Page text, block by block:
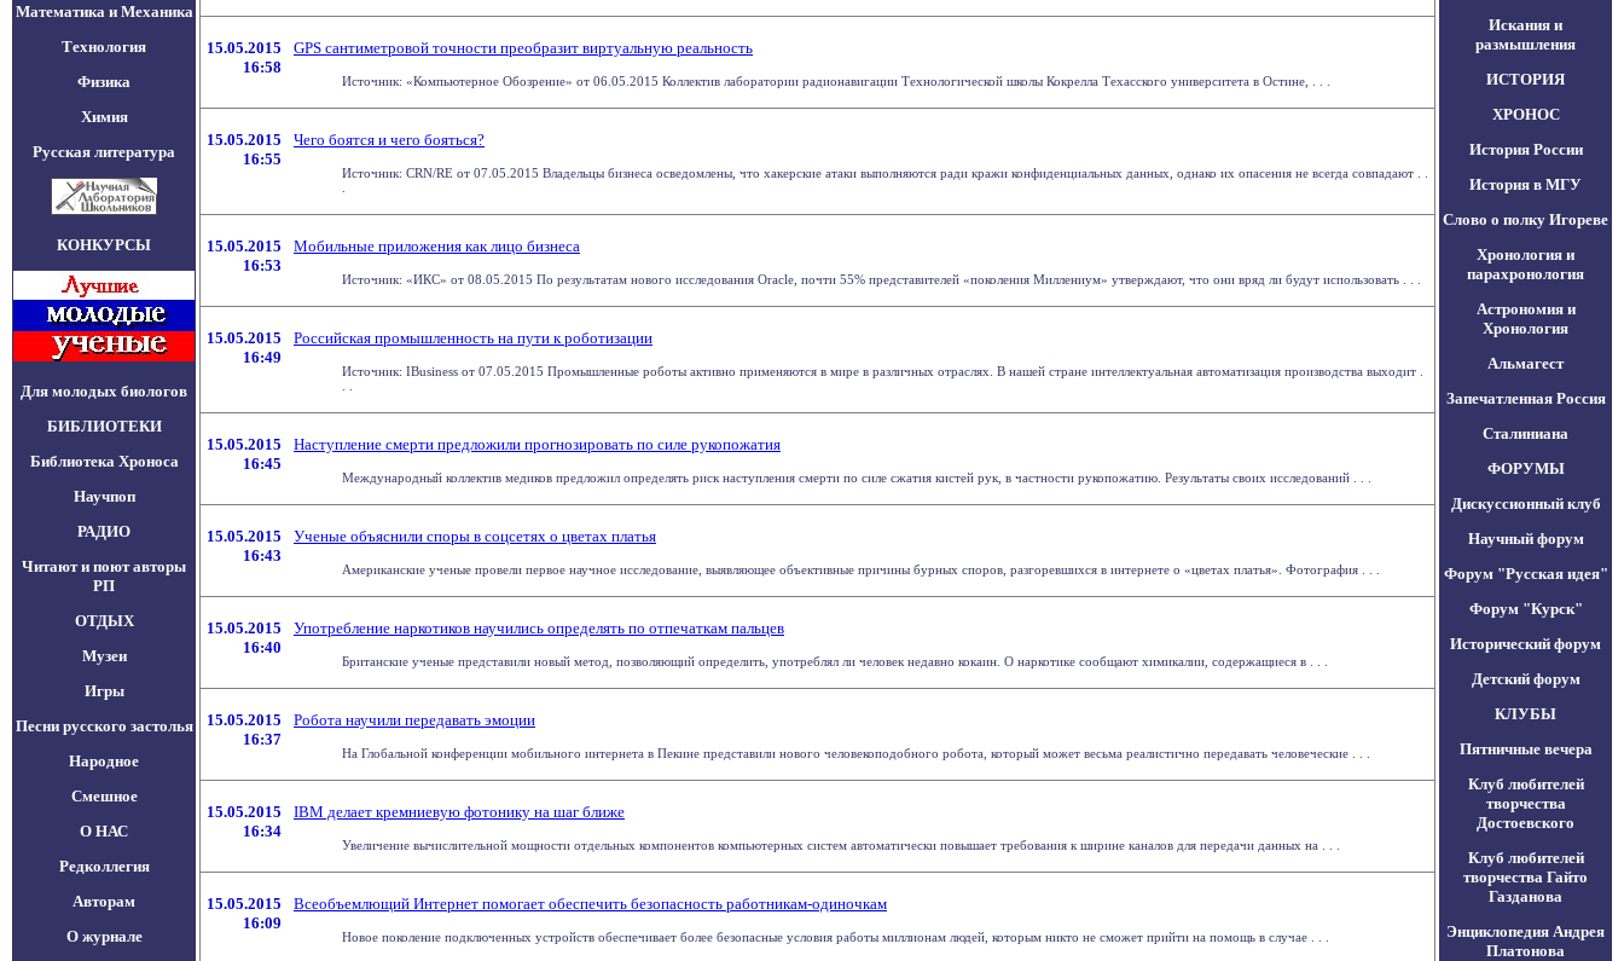
Математика и Механика
Технология
Физика
Химия
Русская литература
КОНКУРСЫ
Для молодых биологов
БИБЛИОТЕКИ
Библиотека Хроноса
Научпоп
РАДИО
Читают и поют авторы
РП
ОТДЫХ
Музеи
Игры
Песни русского застолья
Народное
Смешное
О НАС
Редколлегия
Авторам
О журнале
15.05.2015
16:58
GPS сантиметровой точности преобразит виртуальную реальность
Источник: «Компьютерное Обозрение» от 06.05.2015 Коллектив лаборатории радионавигации Технологической школы Кокрелла Техасского университета в Остине, . . .
15.05.2015
16:55
Чего боятся и чего бояться?
Источник: CRN/RE от 07.05.2015 Владельцы бизнеса осведомлены, что хакерские атаки выполняются ради кражи конфиденциальных данных, однако их опасения не всегда совпадают . .
15.05.2015
16:53
Мобильные приложения как лицо бизнеса
Источник: «ИКС» от 08.05.2015 По результатам нового исследования Oracle, почти 55% представителей «поколения Миллениум» утверждают, что они вряд ли будут использовать . . .
15.05.2015
16:49
Российская промышленность на пути к роботизации
Источник: IBusiness от 07.05.2015 Промышленные роботы активно применяются в мире в различных отраслях. В нашей стране интеллектуальная автоматизация производства выходит .
15.05.2015
16:45
Наступление смерти предложили прогнозировать по силе рукопожатия
Международный коллектив медиков предложил определять риск наступления смерти по силе сжатия кистей рук, в частности рукопожатию. Результаты своих исследований . . .
15.05.2015
16:43
Ученые объяснили споры в соцсетях о цветах платья
Американские ученые провели первое научное исследование, выявляющее объективные причины бурных споров, разгоревшихся в интернете о «цветах платья». Фотография . . .
15.05.2015
16:40
Употребление наркотиков научились определять по отпечаткам пальцев
Британские ученые представили новый метод, позволяющий определить, употреблял ли человек недавно кокаин. О наркотике сообщают химикалии, содержащиеся в . . .
15.05.2015
16:37
Робота научили передавать эмоции
На Глобальной конференции мобильного интернета в Пекине представили нового человекоподобного робота, который может весьма реалистично передавать человеческие . . .
15.05.2015
16:34
IBM делает кремниевую фотонику на шаг ближе
Увеличение вычислительной мощности отдельных компонентов компьютерных систем автоматически повышает требования к ширине каналов для передачи данных на . . .
15.05.2015
16:09
Всеобъемлющий Интернет помогает обеспечить безопасность работникам-одиночкам
Новое поколение подключенных устройств обеспечивает более безопасные условия работы миллионам людей, которым никто не сможет прийти на помощь в случае . . .
Искания и
размышления
ИСТОРИЯ
ХРОНОС
История России
История в МГУ
Слово о полку Игореве
Хронология и
парахронология
Астрономия и
Хронология
Альмагест
Запечатленная Россия
Сталиниана
ФОРУМЫ
Дискуссионный клуб
Научный форум
Форум "Русская идея"
Форум "Курск"
Исторический форум
Детский форум
КЛУБЫ
Пятничные вечера
Клуб любителей
творчества
Достоевского
Клуб любителей
творчества Гайто
Газданова
Энциклопедия Андрея
Платонова